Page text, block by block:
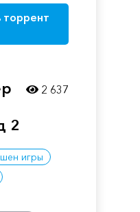
торрент
2
игры
2 637